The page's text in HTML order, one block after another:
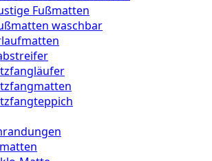
Fußmatten
waschbar